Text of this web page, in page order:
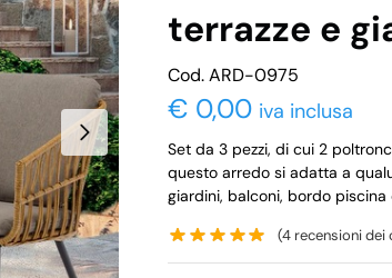
terrazze e
Cod. ARD-0975
€ 0,00 iva inclusa
Set da 3 pezzi, di cui 2
questo arredo si adatta a
giardini, balconi, bordo piscina
(4 recensioni dei